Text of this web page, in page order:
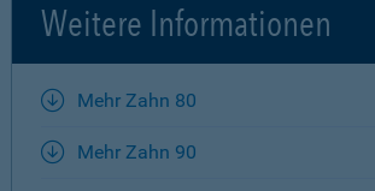
Weitere Informationen
Mehr Zahn 80
Mehr Zahn 90